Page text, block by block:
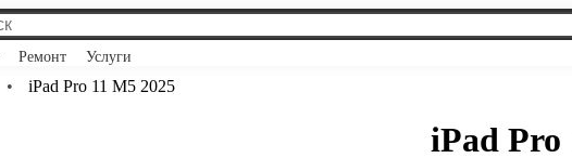
Ремонт Услуги
iPad Pro 11 M5 2025
iPad